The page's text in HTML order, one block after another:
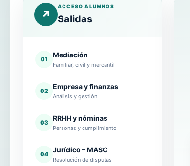
↗
ACCESO ALUMNOS
Salidas
01 Mediación
Familiar, civil y mercantil
02 Empresa y finanzas
Análisis y gestión
03 RRHH y nóminas
Personas y cumplimiento
04 Jurídico – MASC
Resolución de disputas